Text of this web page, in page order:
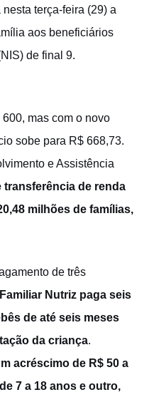
terça-feira (29) a
aos beneficiários
de final 9.
mas com o novo
sobe para R$ 668,73.
e Assistência
transferência de renda
milhões de famílias,
de três
Nutriz paga seis
de até seis meses
da criança.
acréscimo de R$ 50 a
7 a 18 anos e outro,